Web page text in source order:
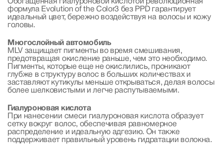
Обогащенная гиалуроновой кислотой революционная
формула Evolution of the Color3 без PPD гарантирует
идеальный цвет, бережно воздействуя на волосы и кожу
головы.
Многослойный автомобиль
MLV защищает пигменты во время смешивания,
предотвращая окисление раньше, чем это необходимо.
Пигменты, которые еще не окислились, проникают
глубже в структуру волос в больших количествах и
заставляют кутикулы меньше открываться, делая волосы
более шелковистыми и легче распутываемыми.
Гиалуроновая кислота
При нанесении смеси гиалуроновая кислота образует
сетку вокруг волос, обеспечивая равномерное
распределение и идеальную адгезию. Он также
поддерживает правильный уровень гидратации волокна.